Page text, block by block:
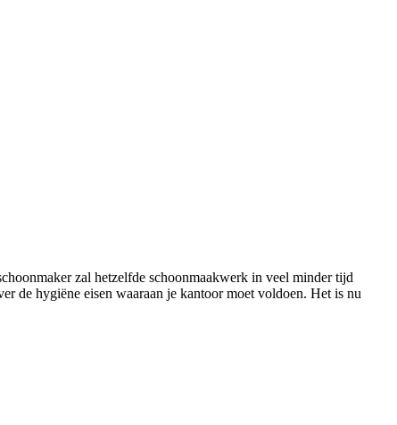
zal hetzelfde schoonmaakwerk in veel minder tijd
de hygiëne eisen waaraan je kantoor moet voldoen. Het is nu